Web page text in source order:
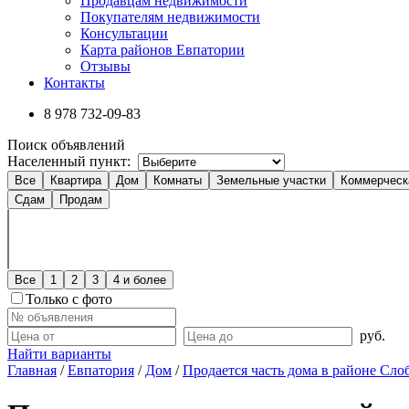
Покупателям недвижимости
Консультации
Карта районов Евпатории
Отзывы
Контакты
8 978 732-09-83
Поиск объявлений
Населенный пункт:
Все Квартира Дом Комнаты Земельные участки
Сдам
Продам
Все 1 2 3 4 и более
Только с фото
руб.
Найти варианты
Главная /Евпатория / Дом /Продается часть дома в районе